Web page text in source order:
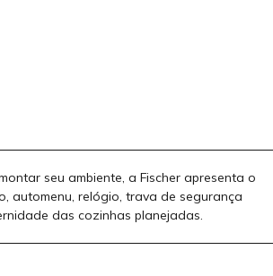
seu ambiente, a Fischer apresenta o
automenu, relógio, trava de segurança
das cozinhas planejadas.